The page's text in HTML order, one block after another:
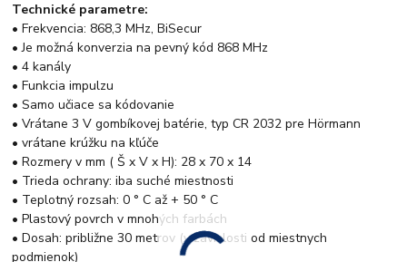
Technické parametre:
• Frekvencia: 868,3 MHz, BiSecur
• Je možná konverzia na pevný kód 868 MHz
• 4 kanály
• Funkcia impulzu
• Samo učiace sa kódovanie
• Vrátane 3 V gombíkovej batérie, typ CR 2032 pre Hörmann
• vrátane krúžku na kľúče
• Rozmery v mm ( Š x V x H): 28 x 70 x 14
• Trieda ochrany: iba suché miestnosti
• Teplotný rozsah: 0 ° C až + 50 ° C
• Plastový povrch v mnohých farbách
• Dosah: približne 30 metrov (v závislosti od miestnych
podmienok)